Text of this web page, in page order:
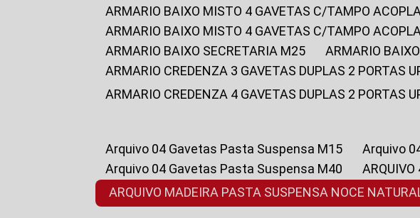
ARMARIO BAIXO MISTO 4 GAVETAS C/TAMPO
ARMARIO BAIXO MISTO 4 GAVETAS C/TAMPO
ARMARIO BAIXO SECRETARIA M25
ARMARIO
ARMARIO CREDENZA 3 GAVETAS DUPLAS 2 PORTAS
ARMARIO CREDENZA 4 GAVETAS DUPLAS 2 PORTAS
Arquivo 04 Gavetas Pasta Suspensa M15
Arquivo
Arquivo 04 Gavetas Pasta Suspensa M40
ARQUIVO MADEIRA PASTA SUSPENSA NOCE